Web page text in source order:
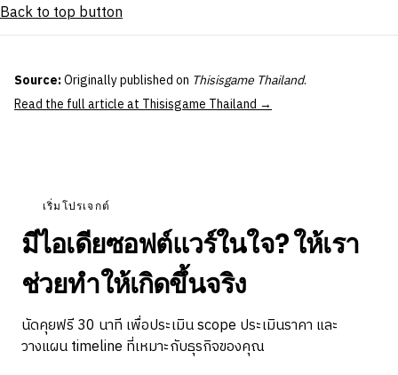
Back to top button
Source:Originally published on Thisisgame Thailand.
Read the full article at Thisisgame Thailand →
เริ่มโปรเจกต์
มีไอเดียซอฟต์แวร์ในใจ? ให้เรา
ช่วยทำให้เกิดขึ้นจริง
นัดคุยฟรี 30 นาที เพื่อประเมิน scope ประเมินราคา และ
วางแผน timeline ที่เหมาะกับธุรกิจของคุณ